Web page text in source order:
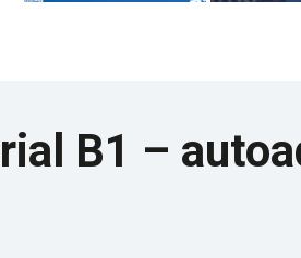
B1 –